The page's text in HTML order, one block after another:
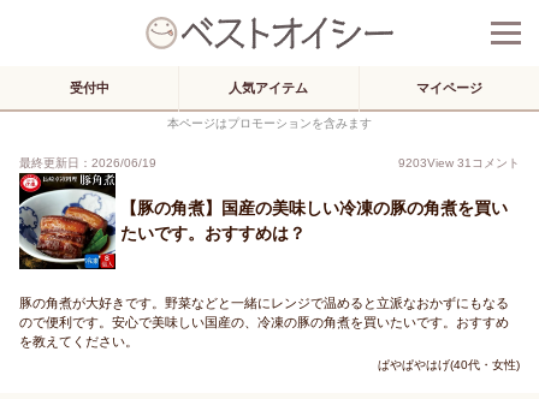
受付中 人気アイテム マイページ
本ページはプロモーションを含みます
最終更新日：2026/06/19 9203View 31 コメント
【豚の角煮】国産の美味しい冷凍の豚の角煮を買い
たいです。おすすめは？
豚の角煮が大好きです。野菜などと一緒にレンジで温めると立派なおかずにもなる
ので便利です。安心で美味しい国産の、冷凍の豚の角煮を買いたいです。おすすめ
を教えてください。
ぱやぱやはげ(40代・女性)